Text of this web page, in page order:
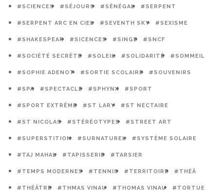
#SCIENCES #SÉJOURS #SÉNÉGAL #SERPENT
#SERPENT ARC EN CIEL #SEVENTH SKY #SEXISME
#SHAKESPEAR #SICENCES #SINGE #SNCF
#SOCIÉTÉ SECRÈTE #SOLEIL #SOLIDARITÉ #SOMMEIL
#SOPHIE ADENOT #SORTIE SCOLAIRE #SOUVENIRS
#SPA #SPECTACLE #SPHYNX #SPORT
#SPORT EXTRÊME #ST LARY #ST NECTAIRE
#ST NICOLAS #STÉRÉOTYPES #STREET ART
#SUPERSTITION #SURNATUREL #SYSTÈME SOLAIRE
#TAJ MAHAL #TAPISSERIE #TARSIER
#TEMPS MODERNES #TENNIS #TERRITOIRE #THÉÂ
#THÉÂTRE #THMAS VINAU #THOMAS VINAU #TORTUE